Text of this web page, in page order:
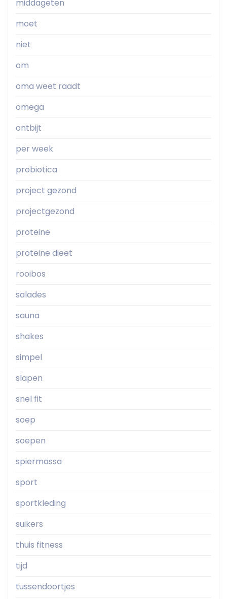
middageten
moet
niet
om
oma weet raadt
omega
ontbijt
per week
probiotica
project gezond
projectgezond
proteine
proteine dieet
rooibos
salades
sauna
shakes
simpel
slapen
snel fit
soep
soepen
spiermassa
sport
sportkleding
suikers
thuis fitness
tijd
tussendoortjes